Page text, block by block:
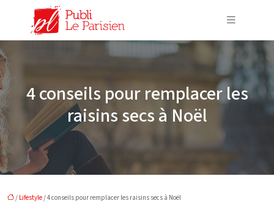
4 conseils pour remplacer les
raisins secs à Noël
/ Lifestyle/ 4 conseils pour remplacer les raisins secs à Noël